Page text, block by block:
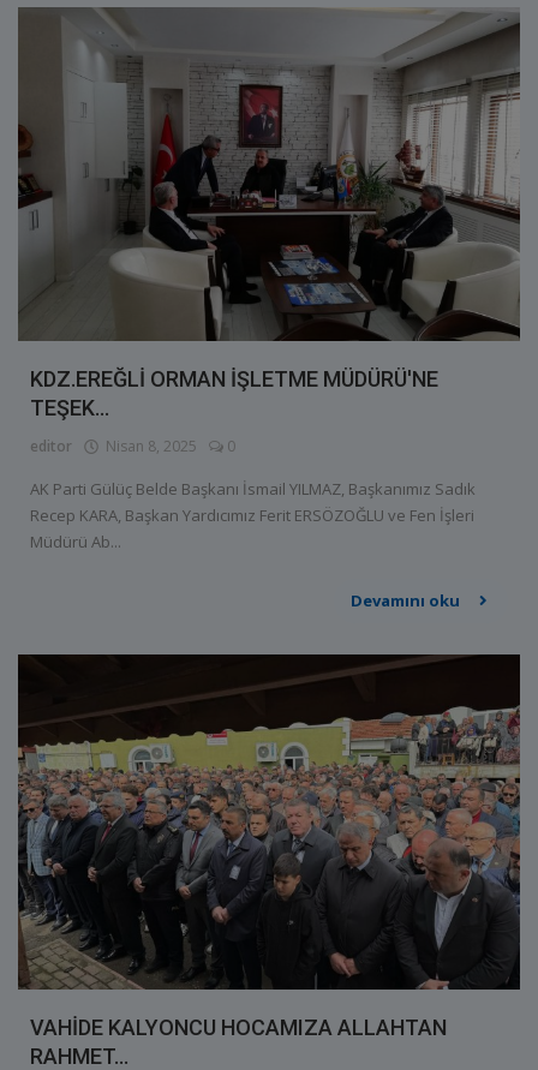
KDZ.EREĞLİ ORMAN İŞLETME MÜDÜRÜ'NE
TEŞEK...
editor Nisan 8, 2025 0
AK Parti Gülüç Belde Başkanı İsmail YILMAZ, Başkanımız Sadık
Recep KARA, Başkan Yardıcımız Ferit ERSÖZOĞLU ve Fen İşleri
Müdürü Ab...
Devamını oku
VAHİDE KALYONCU HOCAMIZA ALLAHTAN
RAHMET...